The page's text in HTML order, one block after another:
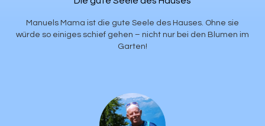
Manuels Mama ist die gute Seele des Hauses. Ohne sie
würde so einiges schief gehen – nicht nur bei den Blumen im
Garten!